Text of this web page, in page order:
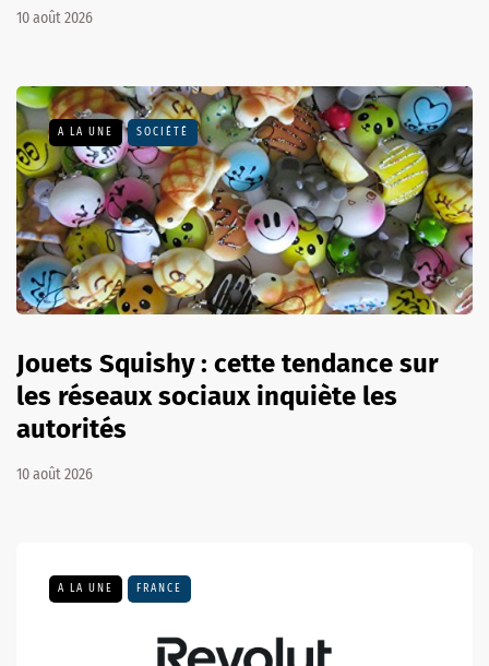
10 août 2026
A LA UNE SOCIÉTÉ
Jouets Squishy : cette tendance sur
les réseaux sociaux inquiète les
autorités
10 août 2026
A LA UNE FRANCE